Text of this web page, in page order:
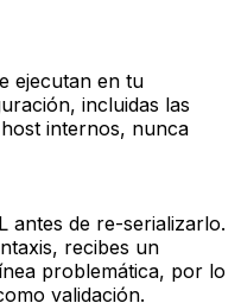
ejecutan en tu
incluidas las
internos, nunca
antes de re-serializarlo.
recibes un
problemática, por lo
validación.